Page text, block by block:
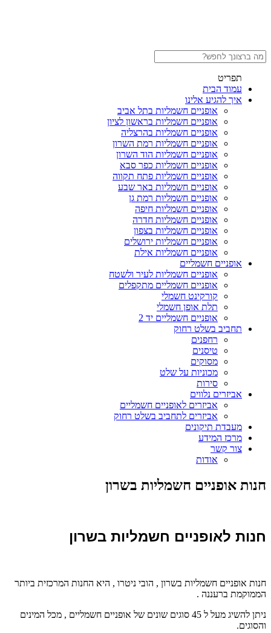
תפריט
עמוד הבית
איך להגיע אלינו
אופניים חשמליות בתל אביב
אופניים חשמליות בראשון לציון
אופניים חשמליות בהרצליה
אופניים חשמליות רמת השרון
אופניים חשמליות הוד השרון
אופניים חשמליות כפר סבא
אופניים חשמליות פתח תקווה
אופניים חשמליות באר שבע
אופניים חשמליות רמת גן
אופניים חשמליות חיפה
אופניים חשמליות חדרה
אופניים חשמליות בצפון
אופניים חשמליות ירושלים
אופניים חשמליות אילת
אופניים חשמליים
אופניים חשמליות לעיר ולשטח
אופניים חשמליים מתקפלים
קורקינט חשמלי
תלת אופן חשמלי
אופניים חשמליים יד 2
תחביב בשלט רחוק
רחפנים
טיסנים
מסוקים
מכוניות על שלט
סירות
אביזרים נלווים
אביזרים לאופניים חשמליים
אביזרים לתחביב בשלט רחוק
מעבדת תיקונים
מרכז המידע
צור קשר
אודות
חנות אופניים חשמליות בשרון
חנות לאופניים חשמליות בשרון
חנות אופניים חשמליות בשרון , הובי ניטרו , היא החנות המרכזית ביותר
הממוקמת ברעננה .
ניתן להשיג מעל ל 45 סוגים שונים של אופניים חשמליים , מכל המינים
והסוגים.